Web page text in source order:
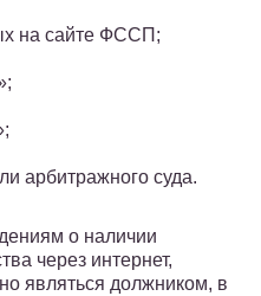
на сайте ФССП;
арбитражного суда.
о наличии
через интернет,
являться должником, в